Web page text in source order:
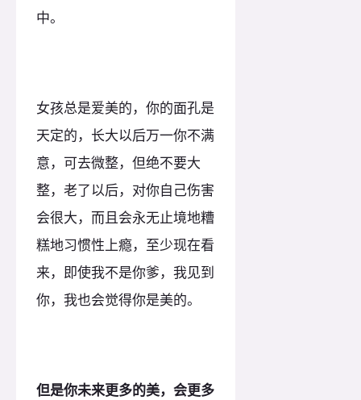
中。
女孩总是爱美的，你的面孔是
天定的，长大以后万一你不满
意，可去微整，但绝不要大
整，老了以后，对你自己伤害
会很大，而且会永无止境地糟
糕地习惯性上瘾，至少现在看
来，即使我不是你爹，我见到
你，我也会觉得你是美的。
但是你未来更多的美，会更多